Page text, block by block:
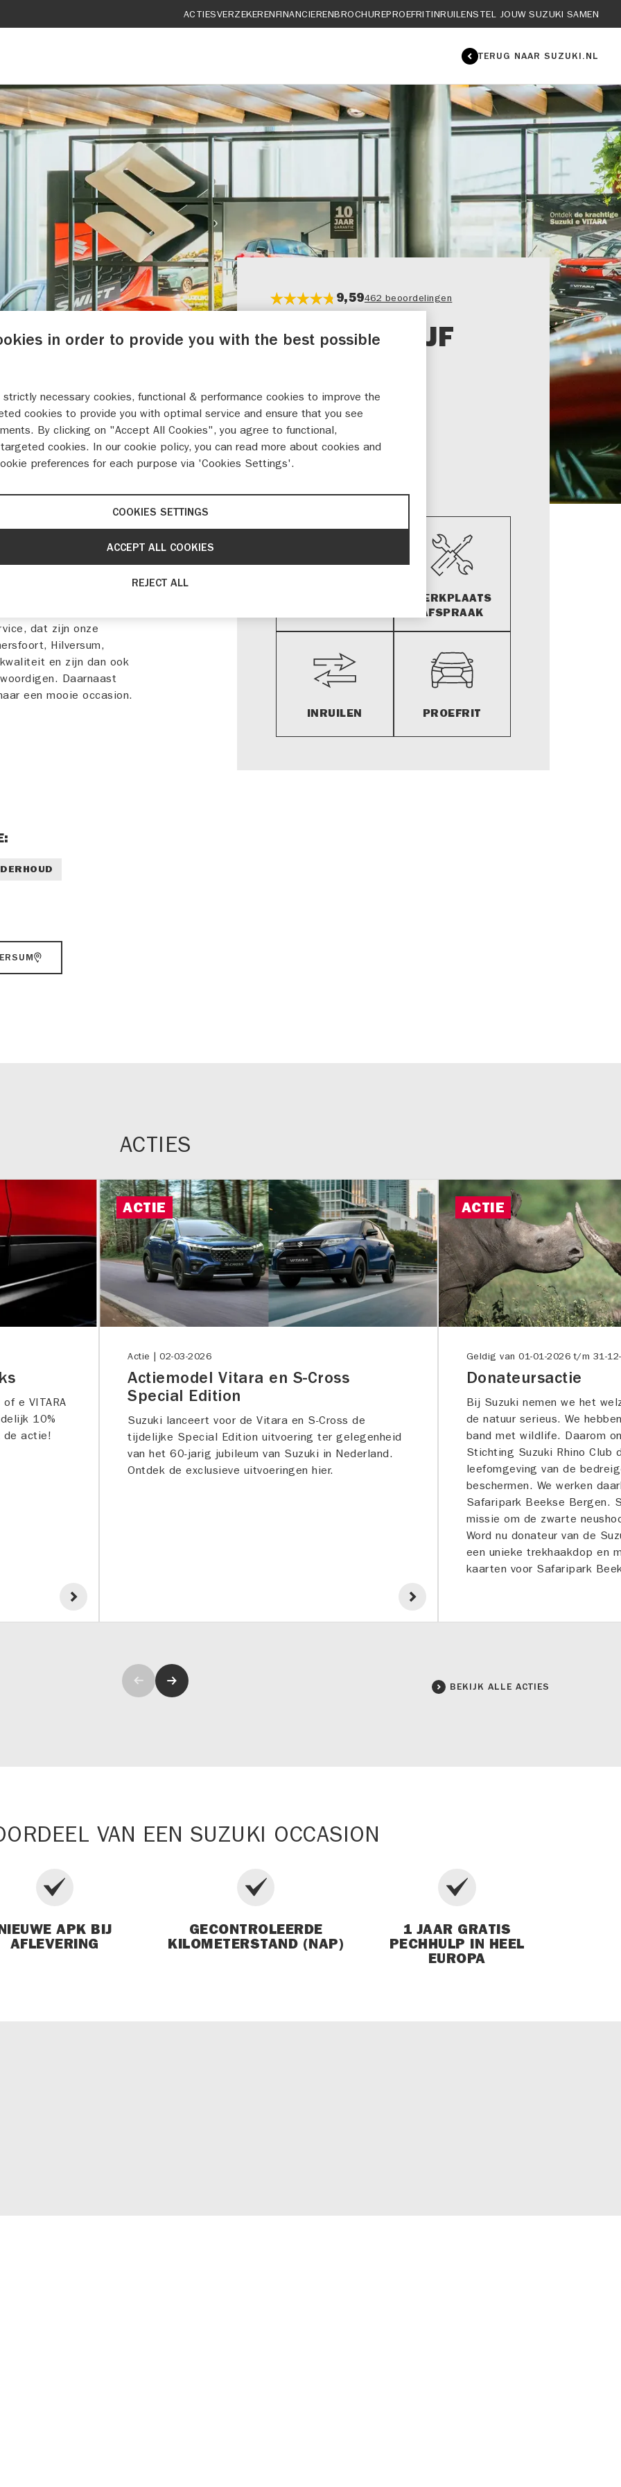
ACTIESVERZEKERENFINANCIERENBROCHUREPROEFRITINRUILENSTEL JOUW SUZUKI SAMEN
TERUG NAAR SUZUKI.NL
9,59462 beoordelingen
AUTOBEDRIJF
Zevenhuizerstraat 44
3828 BE HOOGLAND
033 303 6003
WERKPLAATS​
AFSPRAAK
INRUILEN PROEFRIT
UW
EN
dat zijn onze
Hilversum,
en zijn dan ook
Daarnaast
een mooie occasion.
ACTIES
e VITARA
10%
de actie!
ACTIE
Actie |02-03-2026
Actiemodel Vitara en S-Cross
Special Edition
Suzuki lanceert voor de Vitara en S-Cross de
tijdelijke Special Edition uitvoering ter gelegenheid
van het 60-jarig jubileum van Suzuki in Nederland.
Ontdek de exclusieve uitvoeringen hier.
ACTIE
Geldig van01-01-2026 t/m 31-
Donateursactie
Bij Suzuki nemen we het
de natuur serieus. We
band met wildlife. Daarom
Stichting Suzuki Rhino Club
leefomgeving van de
beschermen. We werken
Safaripark Beekse Bergen.
missie om de zwarte
Word nu donateur van de
een unieke trekhaakdop en
kaarten voor Safaripark
BEKIJK ALLE ACTIES
VAN EEN SUZUKI OCCASION
APK BIJ
AFLEVERING
GECONTROLEERDE
KILOMETERSTAND (NAP)
1 JAAR GRATIS
PECHHULP IN HEEL
EUROPA
in order to provide you with the best possible
necessary cookies, functional & performance cookies to improve the
cookies to provide you with optimal service and ensure that you see
By clicking on "Accept All Cookies", you agree to functional,
cookies. In our cookie policy, you can read more about cookies and
preferences for each purpose via 'Cookies Settings'.
COOKIES SETTINGS
REJECT ALL
ACCEPT ALL COOKIES